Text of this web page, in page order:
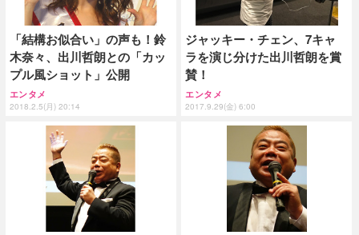
「結構お似合い」の声も！鈴
木奈々、出川哲朗との「カッ
プル風ショット」公開
エンタメ
2018.2.5(月) 20:14
ジャッキー・チェン、7キャ
ラを演じ分けた出川哲朗を賞
賛！
エンタメ
2017.9.29(金) 6:00